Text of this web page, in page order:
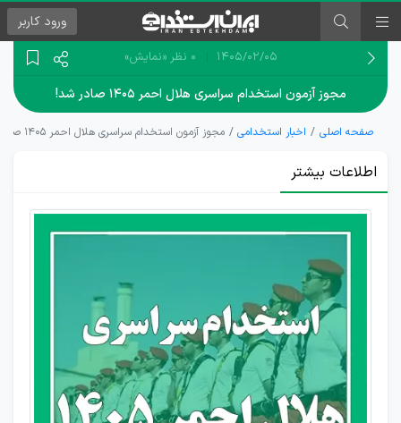
ورود کاربر
۱۴۰۵/۰۲/۰۵ 0 نظر «نمایش»
مجوز آزمون استخدام سراسری هلال احمر ۱۴۰۵ صادر شد!
صفحه اصلی اخبار استخدامی مجوز آزمون استخدام سراسری هلال احمر ۱۴۰۵ صادر شد!
اطلاعات بیشتر
اخذ
مجوز
استخدام
6 هزار
نیروی
هلال
احمر